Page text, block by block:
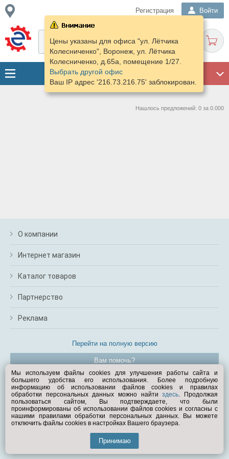
Регистрация Войти
Цены указаны для офиса "ул. Лётчика
Колесниченко", Воронеж, ул. Лётчика
Колесниченко, д.65а, помещение 1/27.
Выбрать другой офис
Ваш IP адрес '216.73.216.75' заблокирован.
Нашлось предложений: 0 за 0.000
О компании
Интернет магазин
Каталог товаров
Партнерство
Реклама
Перейти на полную версию
Вам помочь?
© Exist.ru 1998—2026
Мы используем файлы cookies для улучшения работы сайта и
большего удобства его использования. Более подробную
информацию об использовании файлов cookies и правилах
обработки персональных данных можно найтиздесь. Продолжая
пользоваться сайтом, Вы подтверждаете, что были
проинформированы об использовании файлов cookies и согласны с
нашими правилами обработки персональных данных. Вы можете
отключить файлы cookies в настройках Вашего браузера.
Принимаю